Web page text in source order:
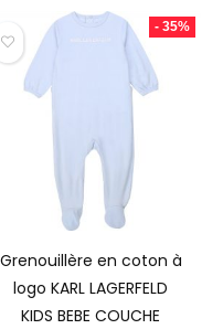
- 35%
Grenouillère en coton à
logo KARL LAGERFELD
KIDS BEBE COUCHE